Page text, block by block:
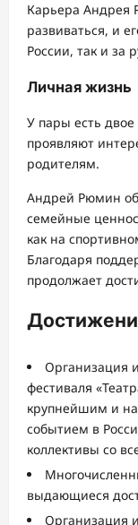
Карьера Андрея
развиваться, и
России, так и за
Личная жизнь
У пары есть
проявляют
родителям.
Андрей Рюмин
семейные
как на
Благодаря
продолжает
Организация
фестиваля
крупнейшим и
событием в
коллективы со
выдающиеся
Организация